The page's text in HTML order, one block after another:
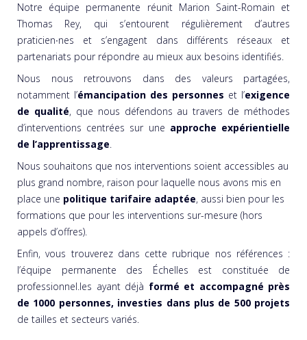
Notre équipe permanente réunit Marion Saint-Romain et
Thomas Rey, qui s’entourent régulièrement d’autres
praticien∙nes et s’engagent dans différents réseaux et
partenariats pour répondre au mieux aux besoins identifiés.
Nous nous retrouvons dans des valeurs partagées,
notamment l’émancipation des personnes et l’exigence
de qualité, que nous défendons au travers de méthodes
d’interventions centrées sur une approche expérientielle
de l’apprentissage.
Nous souhaitons que nos interventions soient accessibles au
plus grand nombre, raison pour laquelle nous avons mis en
place une politique tarifaire adaptée, aussi bien pour les
formations que pour les interventions sur-mesure (hors
appels d’offres).
Enfin, vous trouverez dans cette rubrique nos références :
l’équipe permanente des Échelles est constituée de
professionnel.les ayant déjà formé et accompagné près
de 1000 personnes, investies dans plus de 500 projets
de tailles et secteurs variés.